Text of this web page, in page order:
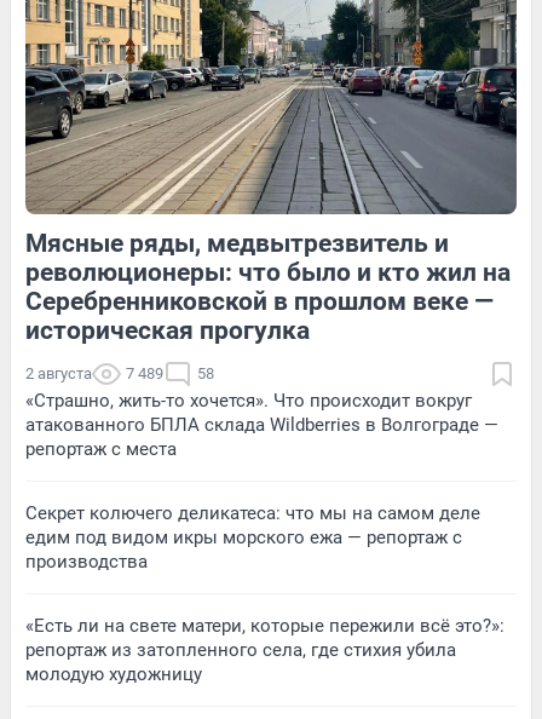
119 1 15 Обсудить
Обсудить 17
Мясные ряды, медвытрезвитель и
революционеры: что было и кто жил на
Серебренниковской в прошлом веке —
историческая прогулка
2 августа 7 489 58
«Страшно, жить-то хочется». Что происходит вокруг
атакованного БПЛА склада Wildberries в Волгограде —
репортаж с места
Секрет колючего деликатеса: что мы на самом деле
едим под видом икры морского ежа — репортаж с
производства
«Есть ли на свете матери, которые пережили всё это?»:
репортаж из затопленного села, где стихия убила
молодую художницу